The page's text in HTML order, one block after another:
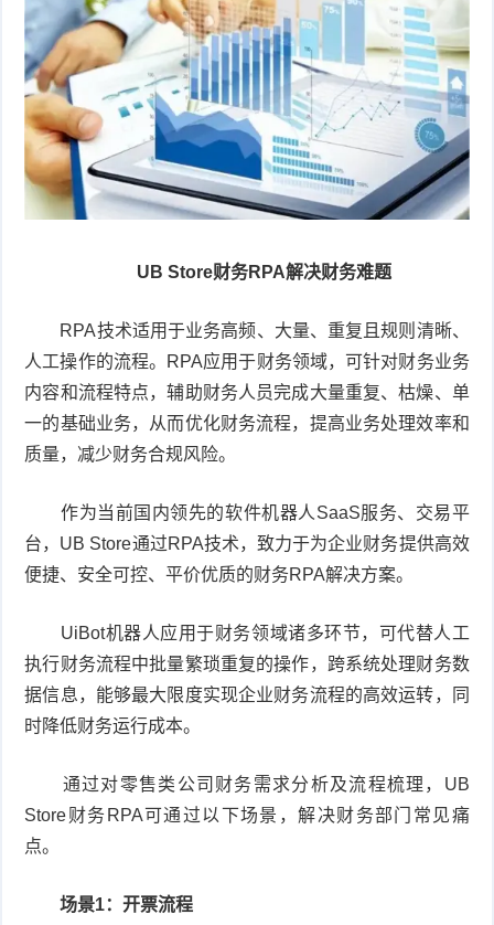
UB Store财务RPA解决财务难题
RPA技术适用于业务高频、大量、重复且规则清晰、
人工操作的流程。RPA应用于财务领域，可针对财务业务
内容和流程特点，辅助财务人员完成大量重复、枯燥、单
一的基础业务，从而优化财务流程，提高业务处理效率和
质量，减少财务合规风险。
作为当前国内领先的软件机器人SaaS服务、交易平
台，UB Store通过RPA技术，致力于为企业财务提供高效
便捷、安全可控、平价优质的财务RPA解决方案。
UiBot机器人应用于财务领域诸多环节，可代替人工
执行财务流程中批量繁琐重复的操作，跨系统处理财务数
据信息，能够最大限度实现企业财务流程的高效运转，同
时降低财务运行成本。
通过对零售类公司财务需求分析及流程梳理，UB
Store财务RPA可通过以下场景，解决财务部门常见痛
点。
场景1：开票流程